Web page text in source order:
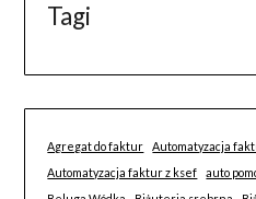
Tagi
Agregat do faktur
Automatyzacja
Automatyzacja faktur z ksef
auto